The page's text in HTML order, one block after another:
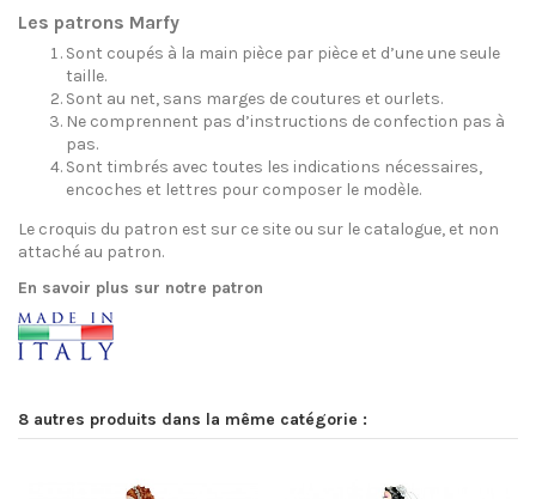
Les patrons Marfy
Sont coupés à la main pièce par pièce et d’une une seule
taille.
Sont au net, sans marges de coutures et ourlets.
Ne comprennent pas d’instructions de confection pas à
pas.
Sont timbrés avec toutes les indications nécessaires,
encoches et lettres pour composer le modèle.
Le croquis du patron est sur ce site ou sur le catalogue, et non
attaché au patron.
En savoir plus sur notre patron
8 autres produits dans la même catégorie :